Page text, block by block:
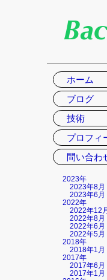
ナ
ビ
ゲ
ー
シ
ョ
ン
を
省
ホーム
ブログ
技術
プロフィ
問い合わ
2023年
2023年8月
2023年6月
2022年
2022年12
2022年8月
2022年6月
2022年5月
2018年
2018年1月
2017年
2017年6月
2017年1月